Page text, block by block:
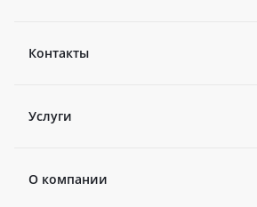
Контакты
Услуги
О компании